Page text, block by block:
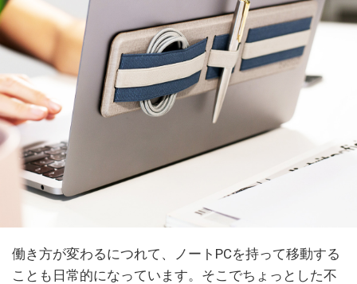
働き方が変わるにつれて、ノートPCを持って移動する
ことも日常的になっています。そこでちょっとした不